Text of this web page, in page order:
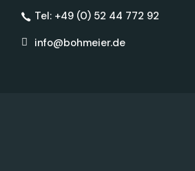
Tel: +49 (0) 52 44 772 92
info@bohmeier.de